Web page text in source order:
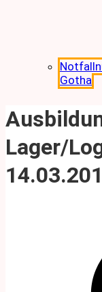
Gotha
Lager/